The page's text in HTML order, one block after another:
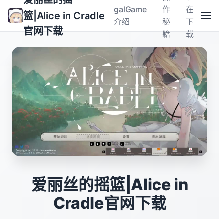
篮|Alice in Cradle
官网下载
galGame
介绍
作
秘
籍
在
下
载
爱丽丝的摇篮|Alice in
Cradle官网下载